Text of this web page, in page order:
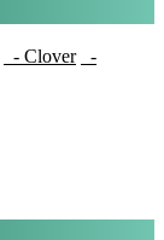
- Clover
-